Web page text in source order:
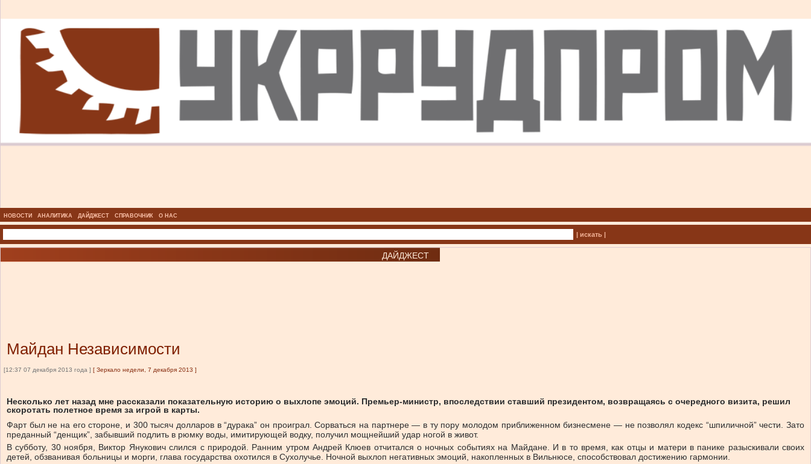
НОВОСТИ АНАЛИТИКА ДАЙДЖЕСТ СПРАВОЧНИК О НАС
| искать |
ДАЙДЖЕСТ
Майдан Независимости
[12:37 07 декабря 2013 года ] [ Зеркало недели, 7 декабря 2013 ]
Несколько лет назад мне рассказали показательную историю о выхлопе эмоций. Премьер-министр, впоследствии ставший президентом, возвращаясь с очередного визита, решил
скоротать полетное время за игрой в карты.
Фарт был не на его стороне, и 300 тысяч долларов в “дурака” он проиграл. Сорваться на партнере — в ту пору молодом приближенном бизнесмене — не позволял кодекс “шпиличной” чести. Зато
преданный “денщик”, забывший подлить в рюмку воды, имитирующей водку, получил мощнейший удар ногой в живот.
В субботу, 30 ноября, Виктор Янукович слился с природой. Ранним утром Андрей Клюев отчитался о ночных событиях на Майдане. И в то время, как отцы и матери в панике разыскивали своих
детей, обзванивая больницы и морги, глава государства охотился в Сухолучье. Ночной выхлоп негативных эмоций, накопленных в Вильнюсе, способствовал достижению гармонии.